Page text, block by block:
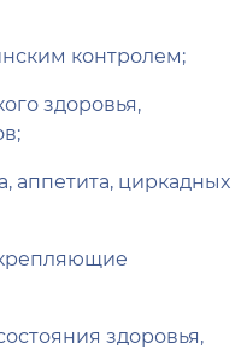
контролем;
здоровья,
аппетита, циркадных
здоровья,